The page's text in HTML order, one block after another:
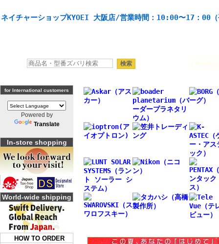
ネイチャーショップKYOEI 大阪店/営業時間：10:00〜17：00（
for International customers
Powered by
Translate
In-store shopping
World-wide shipping
HOW TO ORDER